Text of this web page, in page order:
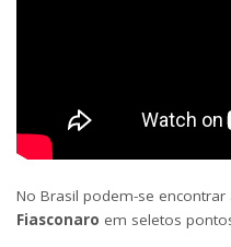
No Brasil podem-se
Fiasconaro em seletos